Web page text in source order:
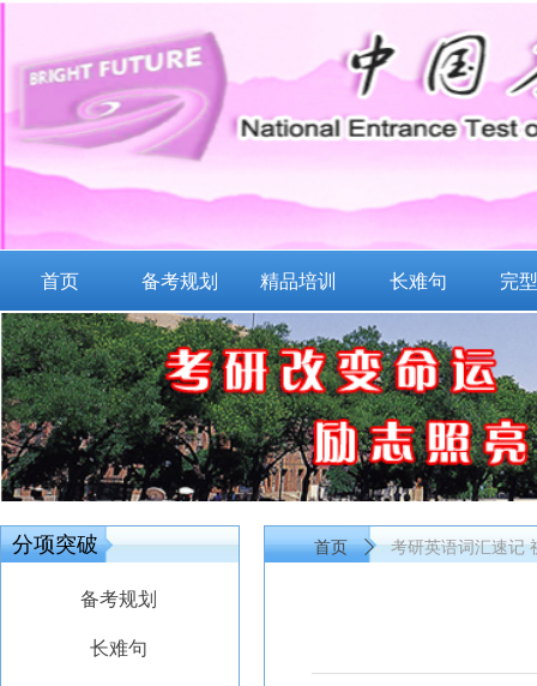
首页 备考规划 精品培训 长难句 完
首页 ꄲ 考研英语词汇速记
分项突破
备考规划
长难句